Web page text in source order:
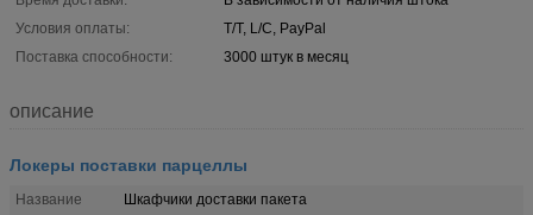
Условия оплаты:
T/T, L/C, PayPal
Поставка способности:
3000 штук в месяц
описание
Локеры поставки парцеллы
Название
Шкафчики доставки пакета